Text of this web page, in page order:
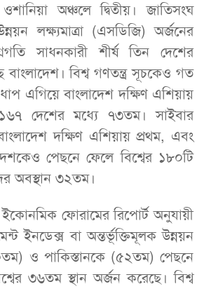
অঞ্চলে দ্বিতীয়। জাতিসংঘ
লক্ষ্যমাত্রা (এসডিজি) অর্জনের
সাধনকারী শীর্ষ তিন দেশের
বাংলাদেশ। বিশ্ব গণতন্ত্র সূচকেও গত
এগিয়ে বাংলাদেশ দক্ষিণ এশিয়ায়
দেশের মধ্যে ৭৩তম। সাইবার
দক্ষিণ এশিয়ায় প্রথম, এবং
পেছনে ফেলে বিশ্বের ১৮০টি
অবস্থান ৩২তম।
ইকোনমিক ফোরামের রিপোর্ট অনুযায়ী
ইনডেক্স বা অন্তর্ভূক্তিমূলক উন্নয়ন
ও পাকিস্তানকে (৫২তম) পেছনে
৩৬তম স্থান অর্জন করেছে। বিশ্ব